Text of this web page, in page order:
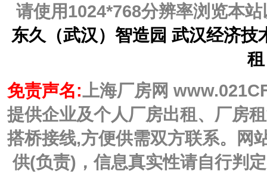
请使用1024*768分辨率浏览本
东久（武汉）智造园 武汉经济
租
免责声名:上海厂房网
提供企业及个人厂房出租、厂房
搭桥接线,方便供需双方联系。网
供(负责)，信息真实性请自行判